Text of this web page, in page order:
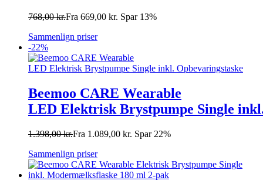
768,00kr.Fra 669,00 kr. Spar 13%
Sammenlign priser
-22%
Beemoo CARE Wearable
LED Elektrisk Brystpumpe Single
1.398,00kr.Fra 1.089,00 kr. Spar 22%
Sammenlign priser